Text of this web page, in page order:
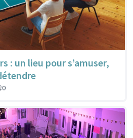
: un lieu pour s’amuser,
0